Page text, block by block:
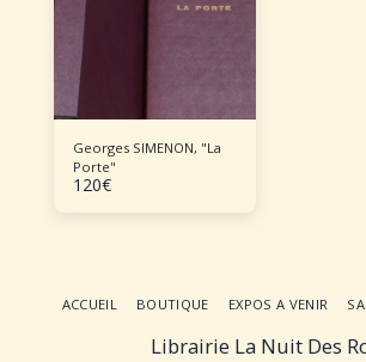
Georges SIMENON, "La
Porte"
120€
Librairie La Nuit Des
ACCUEIL BOUTIQUE EXPOS A VENIR